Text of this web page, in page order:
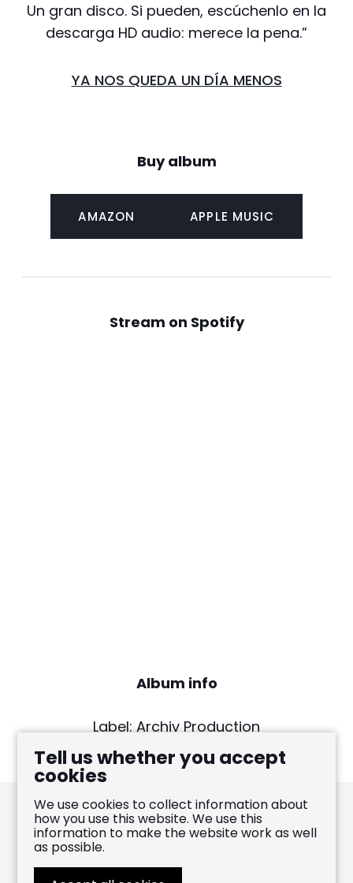
Un gran disco. Si pueden, escúchenlo en la
descarga HD audio: merece la pena.”
YA NOS QUEDA UN DÍA MENOS
Buy album
AMAZON APPLE MUSIC
Stream on Spotify
Album info
Label: Archiv Production
Release date: June 30, 2015
Pablo Heras-Casado
Tell us whether you accept
cookies
We use cookies to collect information about
how you use this website. We use this
information to make the website work as well
as possible.